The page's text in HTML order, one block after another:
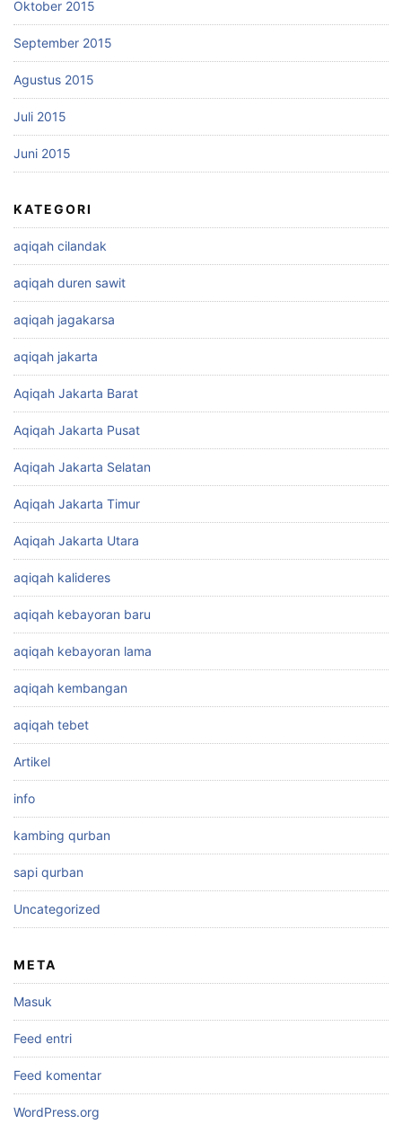
Oktober 2015
September 2015
Agustus 2015
Juli 2015
Juni 2015
KATEGORI
aqiqah cilandak
aqiqah duren sawit
aqiqah jagakarsa
aqiqah jakarta
Aqiqah Jakarta Barat
Aqiqah Jakarta Pusat
Aqiqah Jakarta Selatan
Aqiqah Jakarta Timur
Aqiqah Jakarta Utara
aqiqah kalideres
aqiqah kebayoran baru
aqiqah kebayoran lama
aqiqah kembangan
aqiqah tebet
Artikel
info
kambing qurban
sapi qurban
Uncategorized
META
Masuk
Feed entri
Feed komentar
WordPress.org